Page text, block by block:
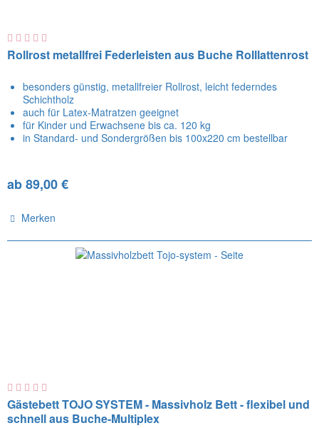
Rollrost metallfrei Federleisten aus Buche Rolllattenrost
besonders günstig, metallfreier Rollrost, leicht federndes
Schichtholz
auch für Latex-Matratzen geeignet
für Kinder und Erwachsene bis ca. 120 kg
in Standard- und Sondergrößen bis 100x220 cm bestellbar
ab 89,00 €
Merken
Gästebett TOJO SYSTEM - Massivholz Bett - flexibel und
schnell aus Buche-Multiplex